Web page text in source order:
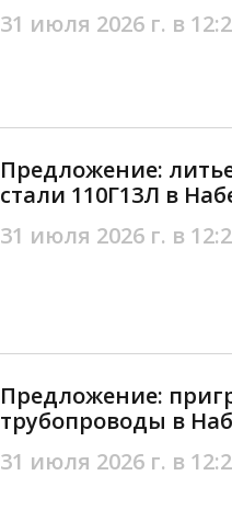
31 июля 2026 г. в
Предложение:
стали 110Г13Л в
31 июля 2026 г. в
Предложение:
трубопроводы в
31 июля 2026 г. в